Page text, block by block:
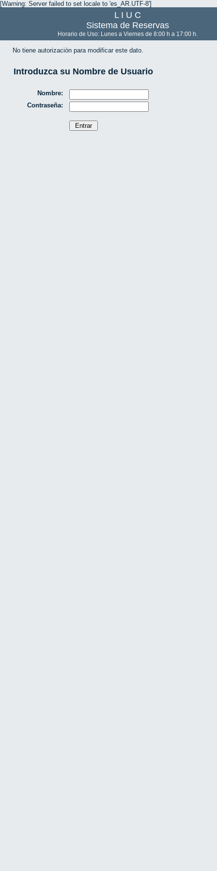
[Warning: Server failed to set locale to 'es_AR.UTF-8']
L I U C
Sistema de Reservas
Horario de Uso: Lunes a Viernes de 8:00 h a 17:00 h.
No tiene autorización para modificar este dato.
Introduzca su Nombre de Usuario
Nombre:
Contraseña: